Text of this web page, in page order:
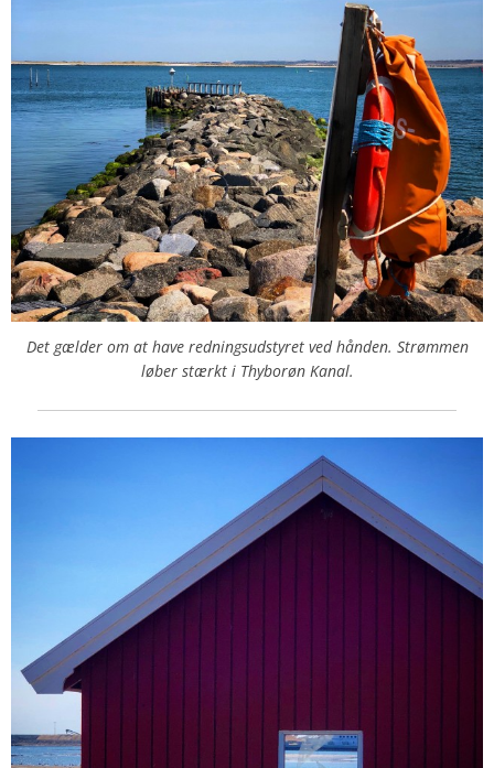
Det gælder om at have redningsudstyret ved hånden. Strømmen
løber stærkt i Thyborøn Kanal.